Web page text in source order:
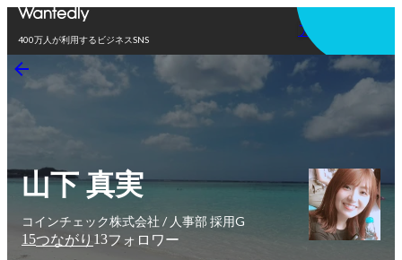
400万人が利用するビジネスSNS
アプリを使う
山下 真実
コインチェック株式会社 / 人事部 採用G
15つながり 13フォロワー